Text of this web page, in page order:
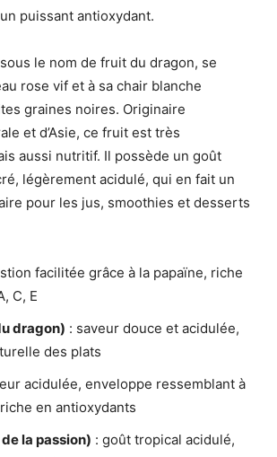
puissant antioxydant.
le nom de fruit du dragon, se
rose vif et à sa chair blanche
graines noires. Originaire
et d’Asie, ce fruit est très
aussi nutritif. Il possède un goût
légèrement acidulé, qui en fait un
pour les jus, smoothies et desserts
facilitée grâce à la papaïne, riche
C, E
dragon) : saveur douce et acidulée,
des plats
acidulée, enveloppe ressemblant à
en antioxydants
la passion) : goût tropical acidulé,